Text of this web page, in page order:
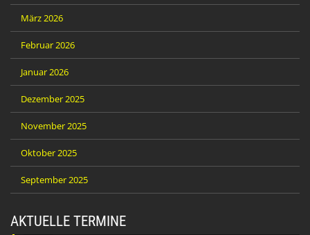
März 2026
Februar 2026
Januar 2026
Dezember 2025
November 2025
Oktober 2025
September 2025
AKTUELLE TERMINE